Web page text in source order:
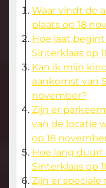
Waar vindt de
plaats op 18
Hoe laat
Sinterklaas op
Kan ik mijn
aankomst van
november?
Zijn er
van de locatie
op 18
Hoe lang
Sinterklaas op
Zijn er